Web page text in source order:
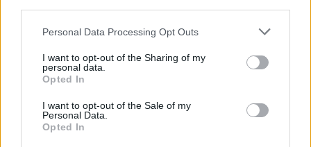
Please note that this website/app uses one or more Google
not limited to your visit or usage behaviour. You may click to
grant or deny consent to Google and its third-party tags to
use your data for below specified purposes in below Google
consent section.
Personal Data Processing Opt Outs
I want to opt-out of the Sharing of my
personal data.
Opted In
I want to opt-out of the Sale of my
Personal Data.
Opted In
Συναγερμός για τον Έμπολα και στο ευρωπαϊκό
CDC: Ενεργοποιείται η Ομάδα Υγείας της ΕΕ